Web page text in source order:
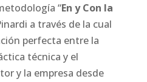
“En y Con la
a través de la cual
perfecta entre la
técnica y el
y la empresa desde